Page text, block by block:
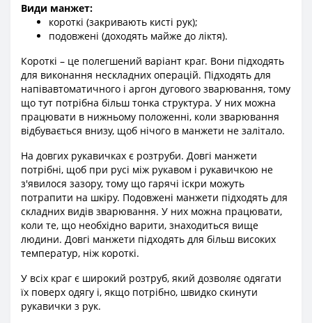
Види манжет:
короткі (закривають кисті рук);
подовжені (доходять майже до ліктя).
Короткі – це полегшений варіант краг. Вони підходять
для виконання нескладних операцій. Підходять для
напівавтоматичного і аргон дугового зварювання, тому
що тут потрібна більш тонка структура. У них можна
працювати в нижньому положенні, коли зварювання
відбувається внизу, щоб нічого в манжети не залітало.
На довгих рукавичках є розтруби. Довгі манжети
потрібні, щоб при русі між рукавом і рукавичкою не
з'явилося зазору, тому що гарячі іскри можуть
потрапити на шкіру. Подовжені манжети підходять для
складних видів зварювання. У них можна працювати,
коли те, що необхідно варити, знаходиться вище
людини. Довгі манжети підходять для більш високих
температур, ніж короткі.
У всіх краг є широкий розтруб, який дозволяє одягати
їх поверх одягу і, якщо потрібно, швидко скинути
рукавички з рук.